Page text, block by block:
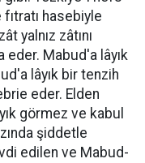
hasebiyle
yalnız zâtını
Mabud'a lâyık
lâyık bir tenzih
eder. Elden
görmez ve kabul
şiddetle
edilen ve Mabud-